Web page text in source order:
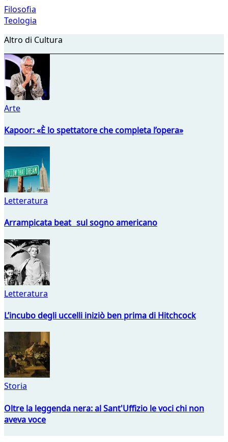
Filosofia
Teologia
Altro di Cultura
Arte
Kapoor: «È lo spettatore che completa l’opera»
Letteratura
Arrampicata beat sul sogno americano
Letteratura
L’incubo degli uccelli iniziò ben prima di Hitchcock
Storia
Oltre la leggenda nera: al Sant'Uffizio le voci chi non
aveva voce